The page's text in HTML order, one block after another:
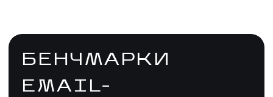
БЕНЧМАРКИ
EMAIL-